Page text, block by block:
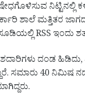
ನಿಟ್ಟಿನಲ್ಲಿ
ಶಾಲೆ ಮತ್ತಿತರ
RSS
ದಂಡ
ಸಮಾರು 40 ನಿಮಿಷ